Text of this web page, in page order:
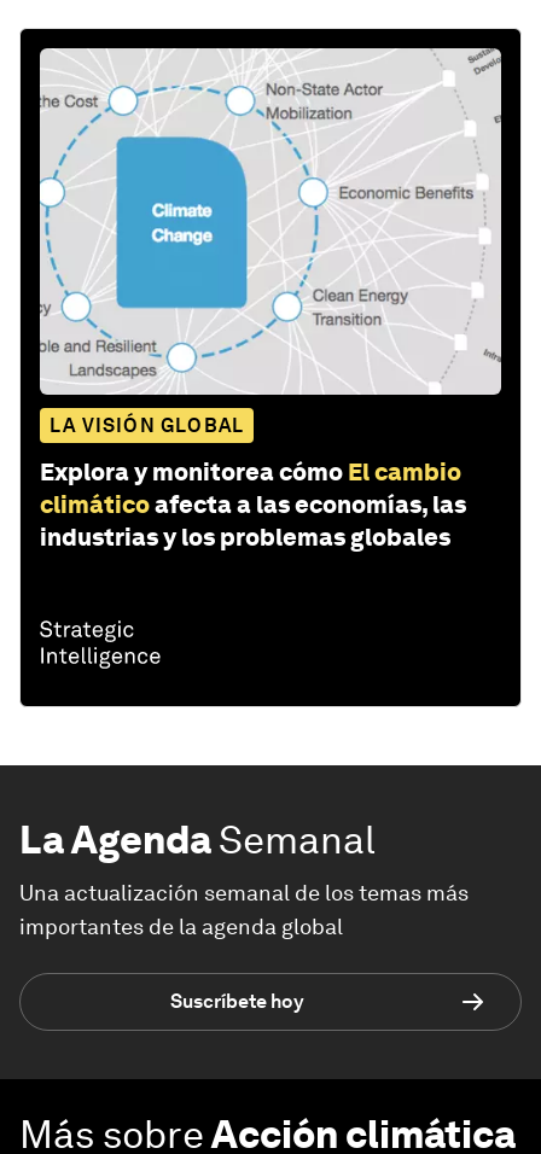
LA VISIÓN GLOBAL
Explora y monitorea cómo El cambio
climáticoafecta a las economías, las
industrias y los problemas globales
La AgendaSemanal
Una actualización semanal de los temas más
importantes de la agenda global
Suscríbete hoy
Más sobreAcción climática